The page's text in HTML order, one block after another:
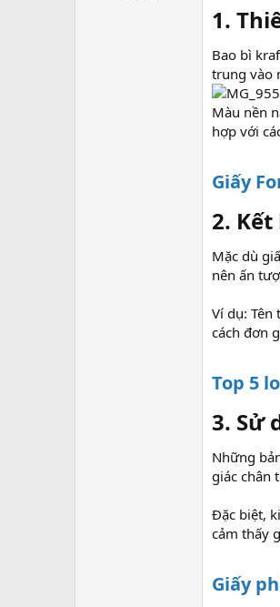
1.
Bao bì
trung vào
Màu nền
hợp với
Giấy
2.
Mặc dù
nên ấn
Ví dụ:
cách đơn
Top 5
3. Sử
Những
giác chân
Đặc biệt,
cảm thấy
Giấy